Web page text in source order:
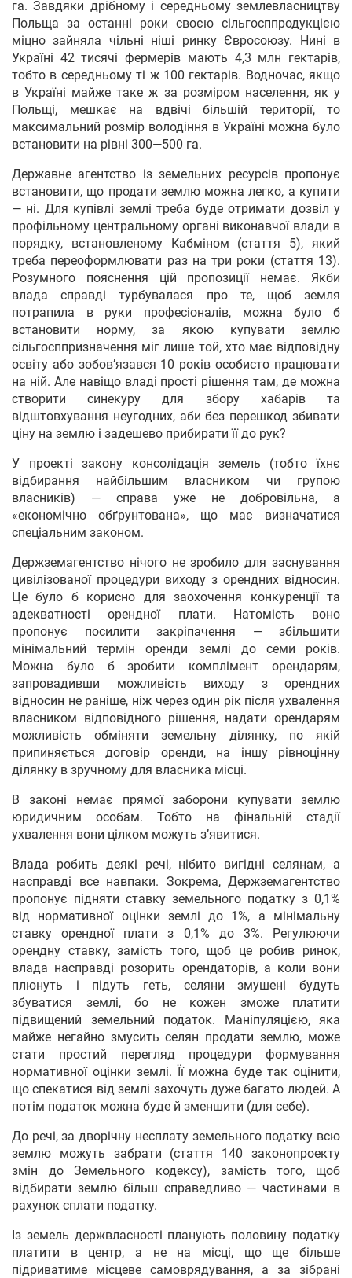
га. Завдяки дрібному і середньому землевласництву
Польща за останні роки своєю сільгосппродукцією
міцно зайняла чільні ніші ринку Євросоюзу. Нині в
Україні 42 тисячі фермерів мають 4,3 млн гектарів,
тобто в середньому ті ж 100 гектарів. Водночас, якщо
в Україні майже таке ж за розміром населення, як у
Польщі, мешкає на вдвічі більшій території, то
максимальний розмір володіння в Україні можна було
встановити на рівні 300—500 га.
Державне агентство із земельних ресурсів пропонує
встановити, що продати землю можна легко, а купити
— ні. Для купівлі землі треба буде отримати дозвіл у
профільному центральному органі виконавчої влади в
порядку, встановленому Кабміном (стаття 5), який
треба переоформлювати раз на три роки (стаття 13).
Розумного пояснення цій пропозиції немає. Якби
влада справді турбувалася про те, щоб земля
потрапила в руки професіоналів, можна було б
встановити норму, за якою купувати землю
сільгосппризначення міг лише той, хто має відповідну
освіту або зобов’язався 10 років особисто працювати
на ній. Але навіщо владі прості рішення там, де можна
створити синекуру для збору хабарів та
відштовхування неугодних, аби без перешкод збивати
ціну на землю і задешево прибирати її до рук?
У проекті закону консолідація земель (тобто їхнє
відбирання найбільшим власником чи групою
власників) — справа уже не добровільна, а
«економічно обґрунтована», що має визначатися
спеціальним законом.
Держземагентство нічого не зробило для заснування
цивілізованої процедури виходу з орендних відносин.
Це було б корисно для заохочення конкуренції та
адекватності орендної плати. Натомість воно
пропонує посилити закріпачення — збільшити
мінімальний термін оренди землі до семи років.
Можна було б зробити комплімент орендарям,
запровадивши можливість виходу з орендних
відносин не раніше, ніж через один рік після ухвалення
власником відповідного рішення, надати орендарям
можливість обміняти земельну ділянку, по якій
припиняється договір оренди, на іншу рівноцінну
ділянку в зручному для власника місці.
В законі немає прямої заборони купувати землю
юридичним особам. Тобто на фінальній стадії
ухвалення вони цілком можуть з’явитися.
Влада робить деякі речі, нібито вигідні селянам, а
насправді все навпаки. Зокрема, Держземагентство
пропонує підняти ставку земельного податку з 0,1%
від нормативної оцінки землі до 1%, а мінімальну
ставку орендної плати з 0,1% до 3%. Регулюючи
орендну ставку, замість того, щоб це робив ринок,
влада насправді розорить орендаторів, а коли вони
плюнуть і підуть геть, селяни змушені будуть
збуватися землі, бо не кожен зможе платити
підвищений земельний податок. Маніпуляцією, яка
майже негайно змусить селян продати землю, може
стати простий перегляд процедури формування
нормативної оцінки землі. Її можна буде так оцінити,
що спекатися від землі захочуть дуже багато людей. А
потім податок можна буде й зменшити (для себе).
До речі, за дворічну несплату земельного податку всю
землю можуть забрати (стаття 140 законопроекту
змін до Земельного кодексу), замість того, щоб
відбирати землю більш справедливо — частинами в
рахунок сплати податку.
Із земель держвласності планують половину податку
платити в центр, а не на місці, що ще більше
підриватиме місцеве самоврядування, а за зібрані